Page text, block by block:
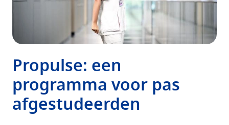
Propulse: een
programma voor pas
afgestudeerden